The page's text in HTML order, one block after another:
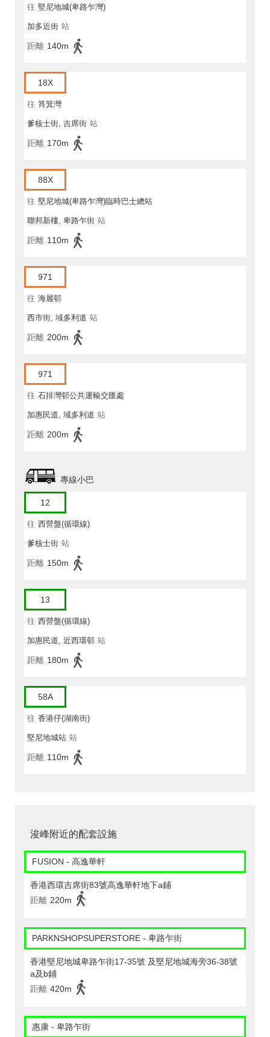
往 堅尼地城(卑路乍灣)
加多近街 站
距離 140m
18X
往 筲箕灣
爹核士街, 吉席街 站
距離 170m
88X
往 堅尼地城(卑路乍灣)臨時巴士總站
聯邦新樓, 卑路乍街 站
距離 110m
971
往 海麗邨
西市街, 域多利道 站
距離 200m
971
往 石排灣邨公共運輸交匯處
加惠民道, 域多利道 站
距離 200m
專線小巴
12
往 西營盤(循環線)
爹核士街 站
距離 150m
13
往 西營盤(循環線)
加惠民道, 近西環邨 站
距離 180m
58A
往 香港仔(湖南街)
堅尼地城站 站
距離 110m
浚峰附近的配套設施
FUSION - 高逸華軒
香港西環吉席街83號高逸華軒地下a鋪
距離 220m
PARKNSHOPSUPERSTORE - 卑路乍街
香港堅尼地城卑路乍街17-35號 及堅尼地城海旁36-38號
a及b鋪
距離 420m
惠康 - 卑路乍街